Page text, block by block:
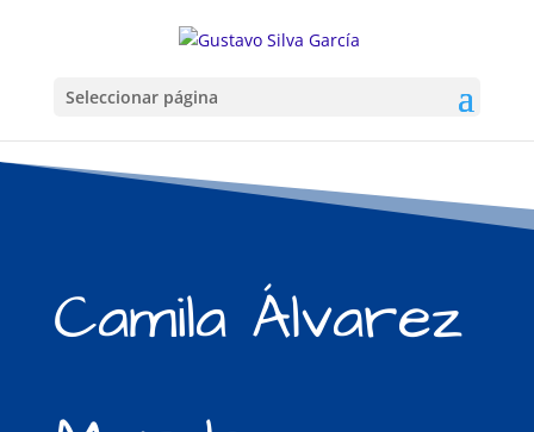
Seleccionar página
Camila Álvarez